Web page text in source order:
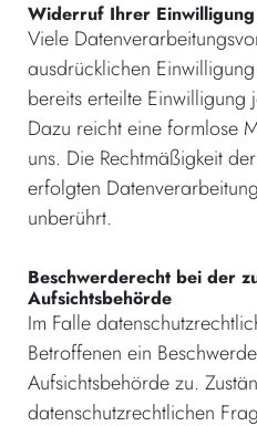
Widerruf Ihrer
Viele
ausdrücklichen
bereits erteilte Einwilligung
Dazu reicht eine formlose
uns. Die Rechtmäßigkeit
erfolgten
unberührt.
Beschwerderecht bei der
Aufsichtsbehörde
Im Falle
Betroffenen ein
Aufsichtsbehörde zu.
datenschutzrechtlichen